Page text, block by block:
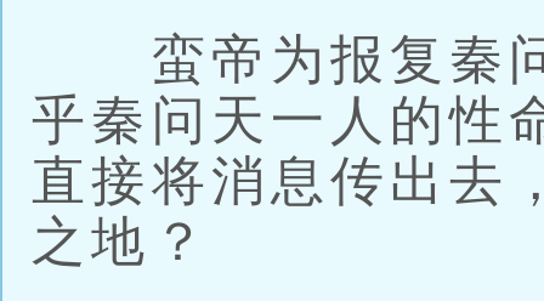
蛮帝为报复秦问
乎秦问天一人的性
直接将消息传出去
之地？